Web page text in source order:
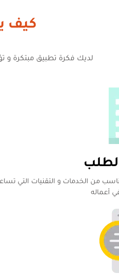
كيف
لديك فكرة تطبيق مبتكرة و
من الخدمات و التقنيات التي
أعماله